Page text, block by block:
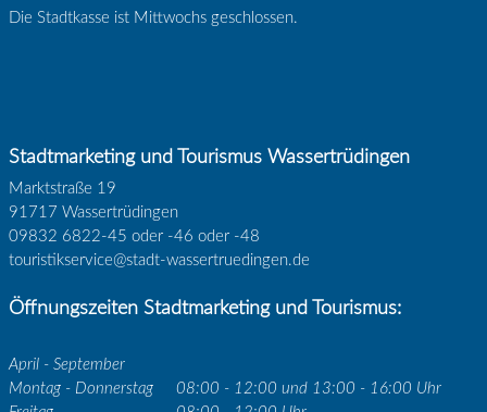
Die Stadtkasse ist Mittwochs geschlossen.
Stadtmarketing und Tourismus Wassertrüdingen
Marktstraße 19
91717 Wassertrüdingen
09832 6822-45 oder -46 oder -48
touristikservice@stadt-wassertruedingen.de
Öffnungszeiten Stadtmarketing und Tourismus:
April - September
Montag - Donnerstag
08:00 - 12:00 und 13:00 - 16:00 Uhr